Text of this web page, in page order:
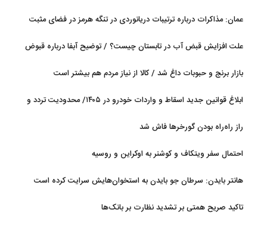
عمان: مذاکرات درباره ترتیبات دریانوردی در تنگه هرمز در فضای مثبت
علت افزایش قبض آب در تابستان چیست؟ / توضیح آبفا درباره قبوض
بازار برنج و حبوبات داغ شد / کالا از نیاز مردم هم بیشتر است
ابلاغ قوانین جدید اسقاط و واردات خودرو در ۱۴۰۵/ محدودیت تردد و
راز راه‌راه بودن گورخرها فاش شد
احتمال سفر ویتکاف و کوشنر به اوکراین و روسیه
هانتر بایدن: سرطان جو بایدن به استخوان‌هایش سرایت کرده است
تاکید صریح همتی بر تشدید نظارت بر بانک‌ها